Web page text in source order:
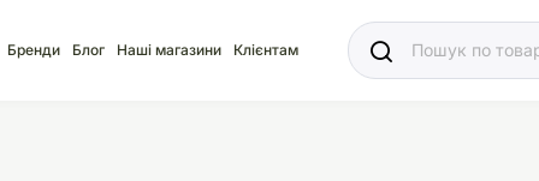
Бренди Блог Наші магазини Клієнтам